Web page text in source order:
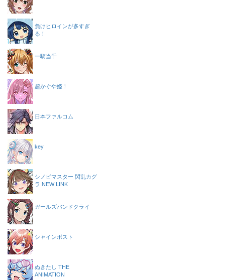
負けヒロインが多すぎ
る！
一騎当千
超かぐや姫！
日本ファルコム
key
シノビマスター 閃乱カグ
ラ NEW LINK
ガールズバンドクライ
シャインポスト
ぬきたし THE
ANIMATION